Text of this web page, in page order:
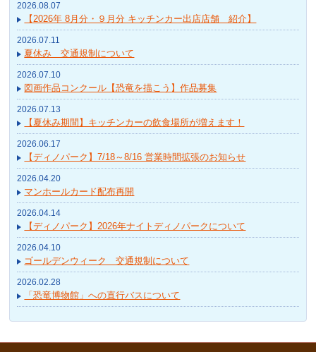
2026.08.07
【2026年 8月分・９月分 キッチンカー出店店舗 紹介】
2026.07.11
夏休み 交通規制について
2026.07.10
図画作品コンクール【恐竜を描こう】作品募集
2026.07.13
【夏休み期間】キッチンカーの飲食場所が増えます！
2026.06.17
【ディノパーク】7/18～8/16 営業時間拡張のお知らせ
2026.04.20
マンホールカード配布再開
2026.04.14
【ディノパーク】2026年ナイトディノパークについて
2026.04.10
ゴールデンウィーク 交通規制について
2026.02.28
「恐竜博物館」への直行バスについて